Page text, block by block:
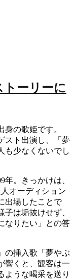
ーリーに
の歌姫です。
スト出演し、「夢
も少なくないでし
。きっかけは、
オーディション
出場したことで
は垢抜けせず、
なりたい」との答
の挿入歌「夢やぶ
響くと、観客は一
ような喝采を送り